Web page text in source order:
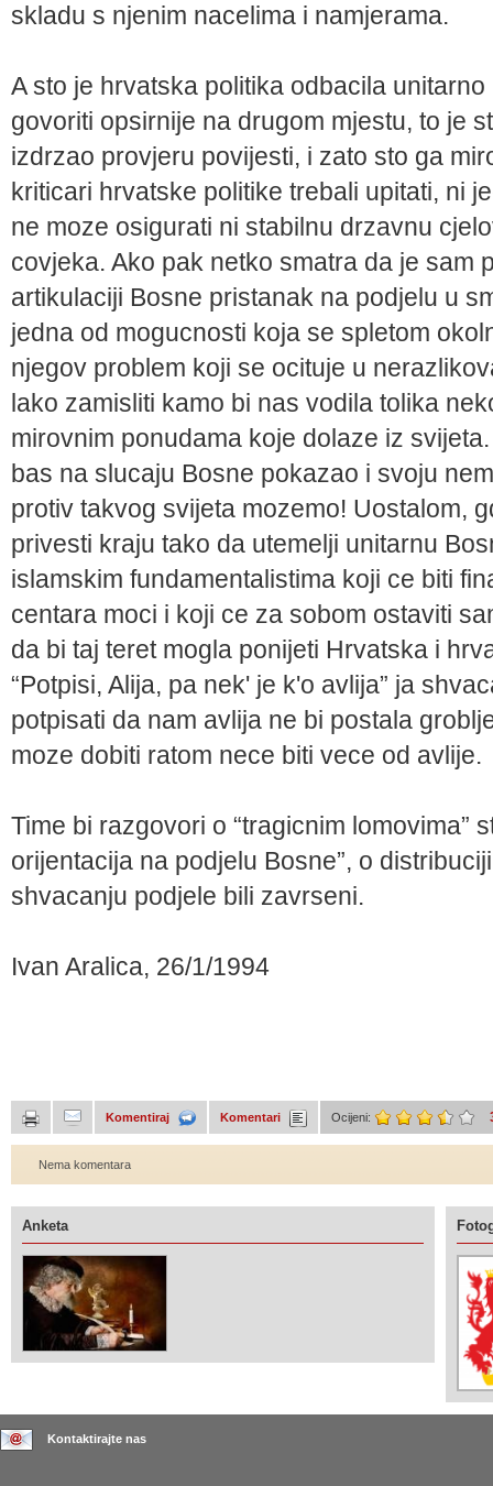
skladu s njenim nacelima i namjerama.
A sto je hrvatska politika odbacila
govoriti opsirnije na drugom mjestu, to je
izdrzao provjeru povijesti, i zato sto ga
kriticari hrvatske politike trebali upitati, ni
ne moze osigurati ni stabilnu drzavnu
covjeka. Ako pak netko smatra da je sam
artikulaciji Bosne pristanak na podjelu u
jedna od mogucnosti koja se spletom
njegov problem koji se ocituje u
lako zamisliti kamo bi nas vodila tolika
mirovnim ponudama koje dolaze iz
bas na slucaju Bosne pokazao i svoju
protiv takvog svijeta mozemo! Uostalom,
privesti kraju tako da utemelji unitarnu
islamskim fundamentalistima koji ce biti
centara moci i koji ce za sobom ostaviti
da bi taj teret mogla ponijeti Hrvatska i
“Potpisi, Alija, pa nek' je k'o avlija” ja
potpisati da nam avlija ne bi postala
moze dobiti ratom nece biti vece od avlije.
Time bi razgovori o “tragicnim lomovima”
orijentacija na podjelu Bosne”, o
shvacanju podjele bili zavrseni.
Ivan Aralica, 26/1/1994
Komentiraj Komentari Ocijeni:
Nema komentara
Anketa
Kontaktirajte nas